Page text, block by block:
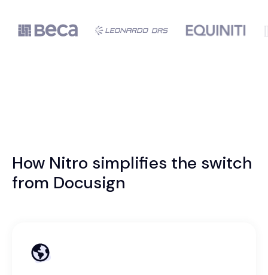
How Nitro simplifies the switch
from Docusign